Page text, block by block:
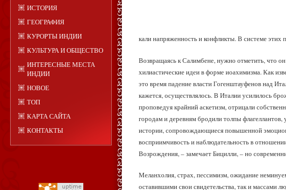
ИСТОРИЯ
ГЕОГРАФИЯ
КУРОРТЫ ИНДИИ
КУЛЬТУРА И ОБЩЕСТВО
ИНТЕРЕСНЫЕ МЕСТА
ИНДИИ
НОВОЕ
ТОП
КАРТА САЙТА
КОНТАКТЫ
кали напряженность и конфликты. В системе
Возвращаясь к Салимбене, нужно отметить, что
хилиастические идеи в форме иоахимизма. Как
это время падение власти Гогенштауфенов над
кажется, осуществлялось. В Италии усилилось
проповедуя крайний аскетизм, отрицали
городам и деревням бродили толпы
истории, сопровождающиеся повышенной
восприимчивость и наблюдательность в
Возрождения, – замечает Бицилли, – но
Меланхолия, страх, пессимизм, ожидание
оставившими свои свидетельства, так и массами